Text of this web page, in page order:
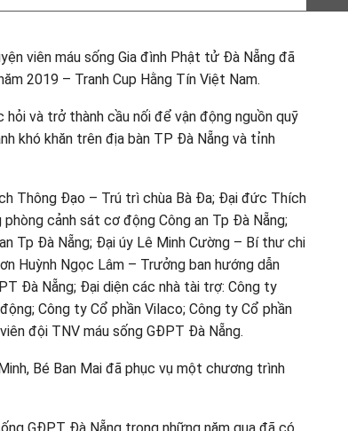
viên máu sống Gia đình Phật tử Đà Nẵng đã
2019 – Tranh Cup Hằng Tín Việt Nam.
và trở thành cầu nối để vận động nguồn quỹ
khó khăn trên địa bàn TP Đà Nẵng và tỉnh
Thông Đạo – Trú trì chùa Bà Đa; Đại đức Thích
cảnh sát cơ động Công an Tp Đà Nẵng;
Tp Đà Nẵng; Đại úy Lê Minh Cường – Bí thư chi
Huỳnh Ngọc Lâm – Trưởng ban hướng dẫn
Đà Nẵng; Đại diện các nhà tài trợ: Công ty
Công ty Cổ phần Vilaco; Công ty Cổ phần
đội TNV máu sống GĐPT Đà Nẵng.
Bé Ban Mai đã phục vụ một chương trình